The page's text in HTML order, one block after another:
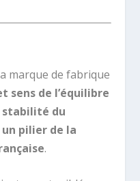
marque de fabrique
sens de l’équilibre
stabilité du
pilier de la
.